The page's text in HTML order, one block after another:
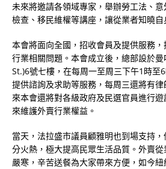
未來將邀請各領域專家，舉辦勞工法、
檢查、移民維權等講座，讓從業者知曉自
本會將面向全國，招收會員及提供服務
行業相關問題。本會成立後，總部設於
St.)6號七樓，在每周一至周三下午1時至
提供諮詢及求助等服務，每周三還將有
來本會還將對各級政府及民選官員進行遊
來維護外賣行業權益。
當天，法拉盛市議員顧雅明也到場支持
分火熱，極大提高民眾生活品質。外賣
嚴寒，辛苦送餐為大家帶來方便，如今